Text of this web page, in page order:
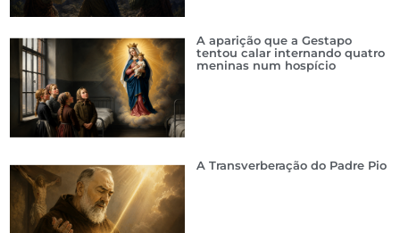
A aparição que a Gestapo
tentou calar internando quatro
meninas num hospício
A Transverberação do Padre Pio